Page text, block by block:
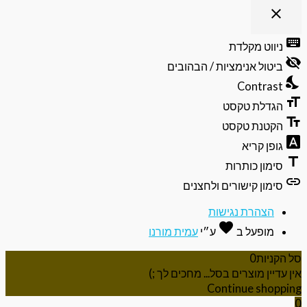
close
וסגירה
של
תפריט
הנגישות
ניווט מקלדת
ביטול אנימציות / הבהובים
Contrast
הגדלת טקסט
הקטנת טקסט
גופן קריא
סימון כותרות
סימון קישורים ולחצנים
הצהרת נגישות
מופעל בfavoriteאהבה
ע״יעמית מורנו
הקניות0
עדיין מוצרים בסל... מחכים לך ;)
Continue